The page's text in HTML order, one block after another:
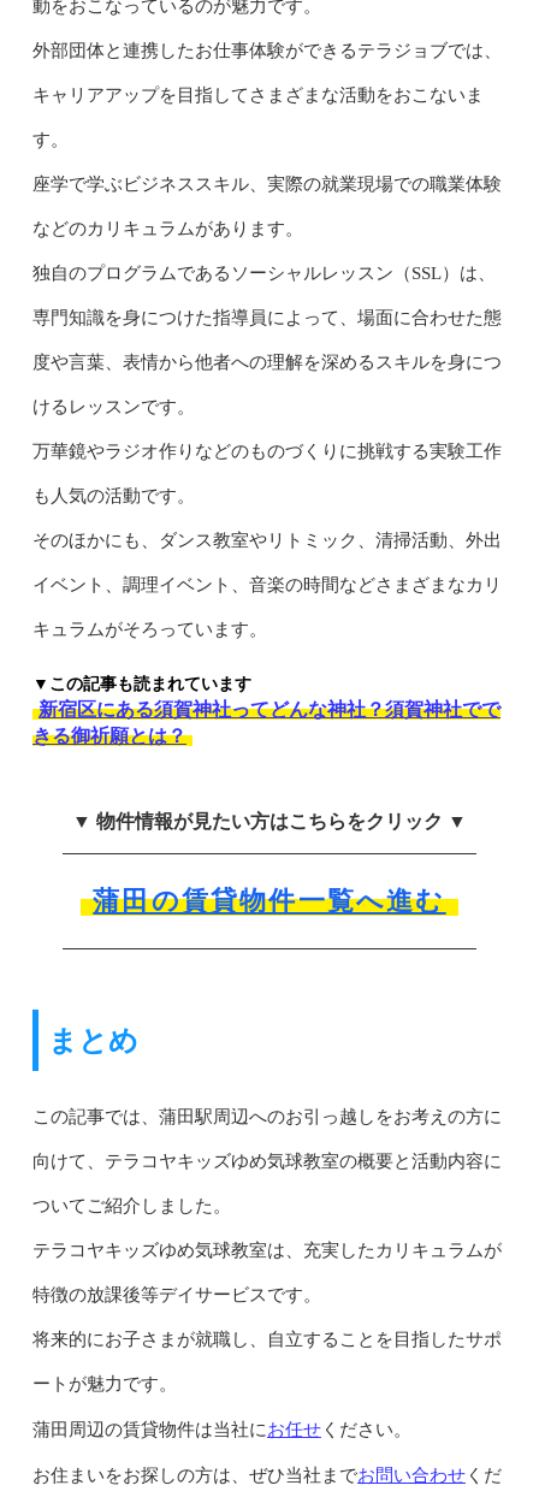
動をおこなっているのが魅力です。
外部団体と連携したお仕事体験ができるテラジョブでは、
キャリアアップを目指してさまざまな活動をおこないま
す。
座学で学ぶビジネススキル、実際の就業現場での職業体験
などのカリキュラムがあります。
独自のプログラムであるソーシャルレッスン（SSL）は、
専門知識を身につけた指導員によって、場面に合わせた態
度や言葉、表情から他者への理解を深めるスキルを身につ
けるレッスンです。
万華鏡やラジオ作りなどのものづくりに挑戦する実験工作
も人気の活動です。
そのほかにも、ダンス教室やリトミック、清掃活動、外出
イベント、調理イベント、音楽の時間などさまざまなカリ
キュラムがそろっています。
▼この記事も読まれています
新宿区にある須賀神社ってどんな神社？須賀神社でで
きる御祈願とは？
▼ 物件情報が見たい方はこちらをクリック ▼
蒲田の賃貸物件一覧へ進む
まとめ
この記事では、蒲田駅周辺へのお引っ越しをお考えの方に
向けて、テラコヤキッズゆめ気球教室の概要と活動内容に
ついてご紹介しました。
テラコヤキッズゆめ気球教室は、充実したカリキュラムが
特徴の放課後等デイサービスです。
将来的にお子さまが就職し、自立することを目指したサポ
ートが魅力です。
蒲田周辺の賃貸物件は当社にお任せください。
お住まいをお探しの方は、ぜひ当社までお問い合わせくだ